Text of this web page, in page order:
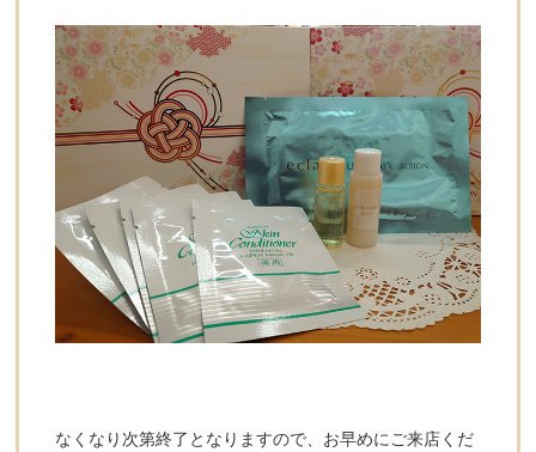
なくなり次第終了となりますので、お早めにご来店くだ